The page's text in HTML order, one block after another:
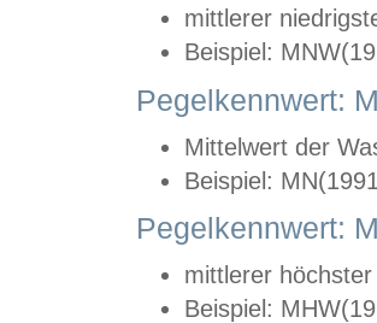
mittlerer
Beispiel:
Pegelkennwert:
Mittelwert der
Beispiel:
Pegelkennwert:
mittlerer
Beispiel: